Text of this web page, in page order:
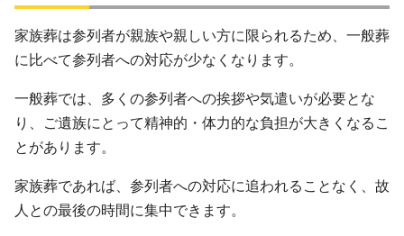
家族葬は参列者が親族や親しい方に限られるため、一般葬
に比べて参列者への対応が少なくなります。
一般葬では、多くの参列者への挨拶や気遣いが必要とな
り、ご遺族にとって精神的・体力的な負担が大きくなるこ
とがあります。
家族葬であれば、参列者への対応に追われることなく、故
人との最後の時間に集中できます。